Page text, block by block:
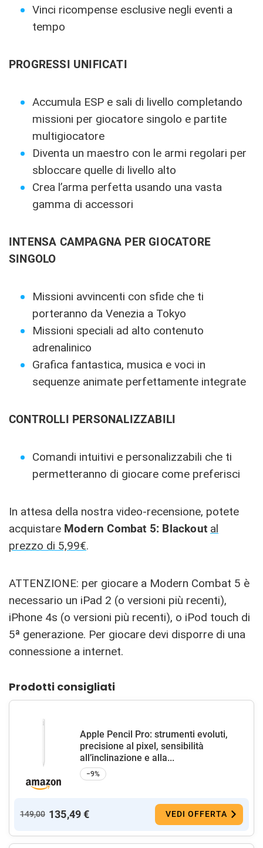
Vinci ricompense esclusive negli eventi a
tempo
PROGRESSI UNIFICATI
Accumula ESP e sali di livello completando
missioni per giocatore singolo e partite
multigiocatore
Diventa un maestro con le armi regolari per
sbloccare quelle di livello alto
Crea l’arma perfetta usando una vasta
gamma di accessori
INTENSA CAMPAGNA PER GIOCATORE
SINGOLO
Missioni avvincenti con sfide che ti
porteranno da Venezia a Tokyo
Missioni speciali ad alto contenuto
adrenalinico
Grafica fantastica, musica e voci in
sequenze animate perfettamente integrate
CONTROLLI PERSONALIZZABILI
Comandi intuitivi e personalizzabili che ti
permetteranno di giocare come preferisci
In attesa della nostra video-recensione, potete
acquistare Modern Combat 5: Blackout al
prezzo di 5,99€.
ATTENZIONE: per giocare a Modern Combat 5 è
necessario un iPad 2 (o versioni più recenti),
iPhone 4s (o versioni più recenti), o iPod touch di
5ª generazione. Per giocare devi disporre di una
connessione a internet.
Prodotti consigliati
Apple Pencil Pro: strumenti evoluti,
precisione al pixel, sensibilità
all’inclinazione e alla...
−9%
149,00 135,49 € VEDI OFFERTA